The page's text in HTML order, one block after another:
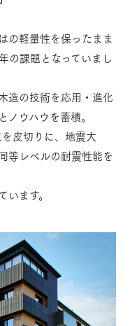
の軽量性を保ったまま
の課題となっていまし
造の技術を応用・進化
ウハウを蓄積。
皮切りに、地震大
等レベルの耐震性能を
ます。